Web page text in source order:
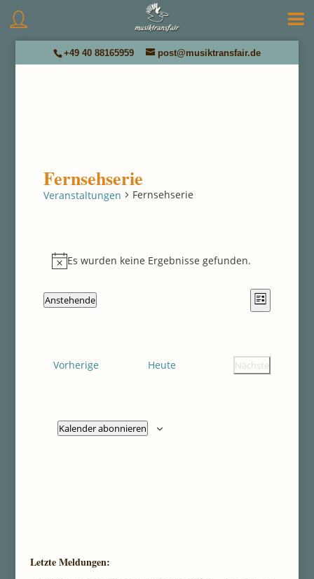
+49 40 88165959 post@musiktransfair.de
Fernsehserie
Veranstaltungen Fernsehserie
Veranstaltungen
Hinweis
Es wurden keine Ergebnisse gefunden.
Liste
Anstehende
Vorherige Veranstaltungen
Heute
Nächste
Kalender abonnieren
Letzte Meldungen: